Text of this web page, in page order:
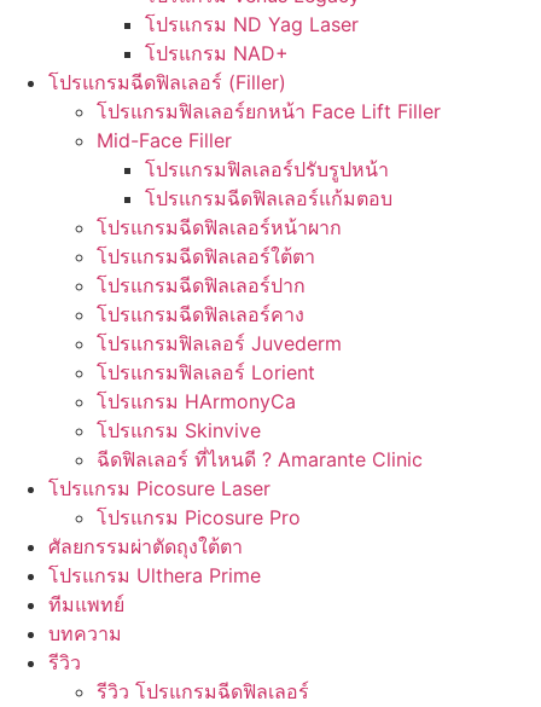
โปรแกรม ND Yag Laser
โปรแกรม NAD+
โปรแกรมฉีดฟิลเลอร์ (Filler)
โปรแกรมฟิลเลอร์ยกหน้า Face Lift Filler
Mid-Face Filler
โปรแกรมฟิลเลอร์ปรับรูปหน้า
โปรแกรมฉีดฟิลเลอร์แก้มตอบ
โปรแกรมฉีดฟิลเลอร์หน้าผาก
โปรแกรมฉีดฟิลเลอร์ใต้ตา
โปรแกรมฉีดฟิลเลอร์ปาก
โปรแกรมฉีดฟิลเลอร์คาง
โปรแกรมฟิลเลอร์ Juvederm
โปรแกรมฟิลเลอร์ Lorient
โปรแกรม HArmonyCa
โปรแกรม Skinvive
ฉีดฟิลเลอร์ ที่ไหนดี ? Amarante Clinic
โปรแกรม Picosure Laser
โปรแกรม Picosure Pro
ศัลยกรรมผ่าตัดถุงใต้ตา
โปรแกรม Ulthera Prime
ทีมแพทย์
บทความ
รีวิว
รีวิว โปรแกรมฉีดฟิลเลอร์